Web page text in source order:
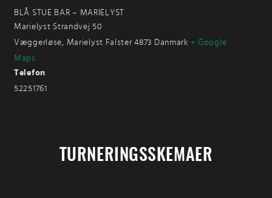
BLÅ STUE BAR – MARIELYST
Marielyst Strandvej 50
Væggerløse, Marielyst Falster 4873 Danmark + Google
Maps
Telefon
52251761
TURNERINGSSKEMAER